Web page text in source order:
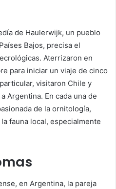
de Haulerwijk, un pueblo
Bajos, precisa el
Aterrizaron en
para iniciar un viaje de cinco
visitaron Chile y
Argentina. En cada una de
de la ornitología,
fauna local, especialmente
en Argentina, la pareja